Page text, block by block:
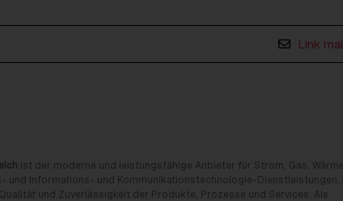
Link
ist der moderne und leistungsfähige Anbieter für Strom, Gas,
und Informations- und Kommunikationstechnologie-Dienstleistungen.
und Zuverlässigkeit der Produkte, Prozesse und Services. Als